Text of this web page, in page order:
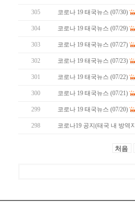
305 코로나 19 태국뉴스 (07/30)
304 코로나 19 태국뉴스 (07/29)
303 코로나 19 태국뉴스 (07/27)
302 코로나 19 태국뉴스 (07/23)
301 코로나 19 태국뉴스 (07/22)
300 코로나 19 태국뉴스 (07/21)
299 코로나 19 태국뉴스 (07/20)
298 코로나19 공지(태국 내 방역
처음